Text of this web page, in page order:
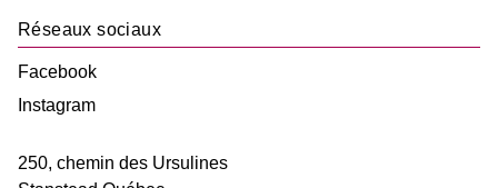
Réseaux sociaux
Facebook
Instagram
250, chemin des Ursulines